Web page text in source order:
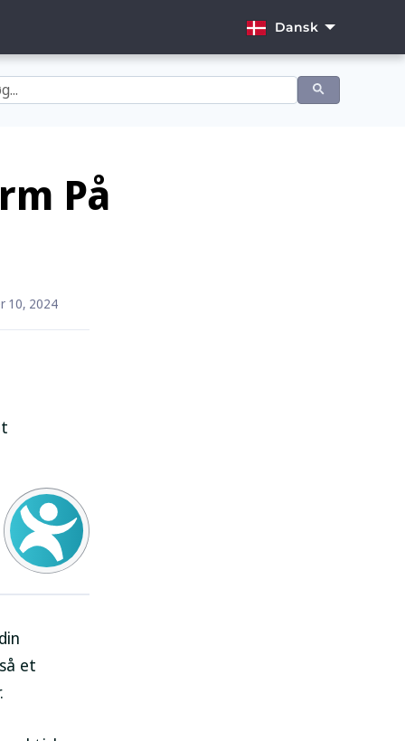
Dansk
English
På
10, 2024
et